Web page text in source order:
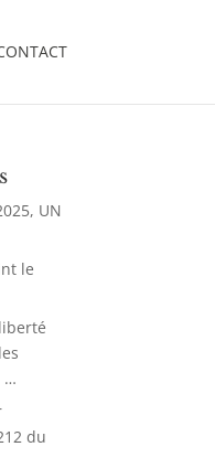
UN
le
…
du